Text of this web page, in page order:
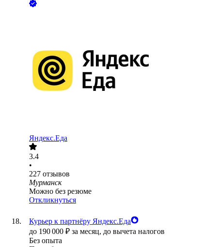
Яндекс.Еда
3.4
•
227 отзывов
Мурманск
Можно без резюме
Откликнуться
Курьер к партнёру Яндекс.Еда
до 190 000 ₽ за месяц, до вычета налогов
Без опыта